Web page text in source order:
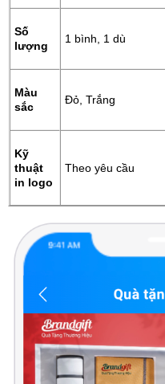
Số
lượng
1 bình, 1 dù
Màu
sắc
Đỏ, Trắng
Kỹ
thuật
in logo
Theo yêu cầu